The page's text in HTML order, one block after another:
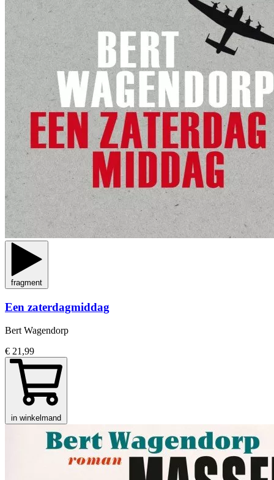
fragment
Een zaterdagmiddag
Bert Wagendorp
€ 21,99
in winkelmand